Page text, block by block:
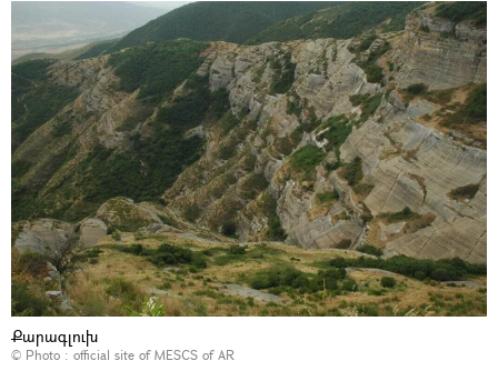
Քարագլուխ
© Photo : official site of MESCS of AR